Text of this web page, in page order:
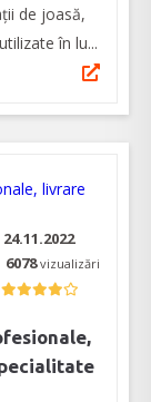
de joasă,
în lu...
24.11.2022
6078vizualizări